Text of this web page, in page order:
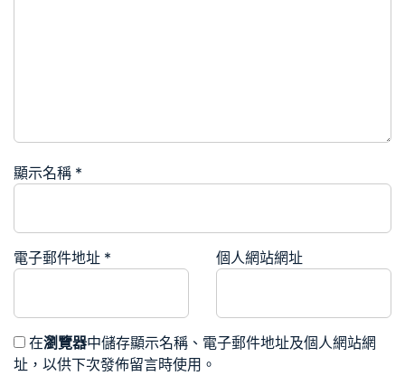
顯示名稱 *
電子郵件地址 * 個人網站網址
在瀏覽器中儲存顯示名稱、電子郵件地址及個人網站網
址，以供下次發佈留言時使用。